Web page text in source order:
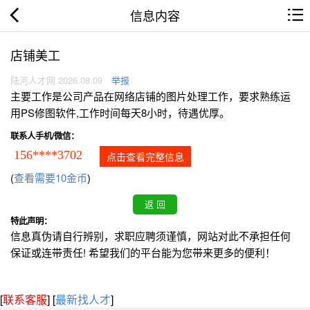
信息内容
店铺美工
陆河人才网 2026.08.09 举报
主要工作是公司产品在网络店铺的图片处理工作，要求熟练运
用PS修图软件,工作时间每天8小时，待遇优厚。
联系人手机/微信：
156****3702 点击查看完整信息
(查看需要10金币)
特此声明：
信息真伪请自行辨别，求职应聘须谨慎，网站对此不承担任何
保证或连带责任! 希望我们的平台能为您带来更多的便利！
[联系客服] [最新找人才]